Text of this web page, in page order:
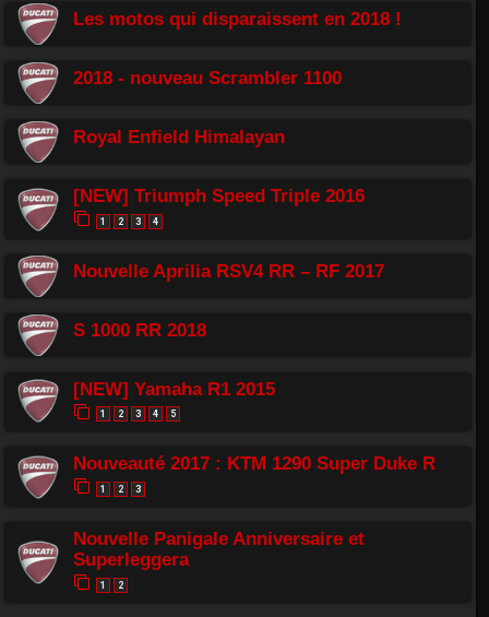
Les motos qui disparaissent en 2018 !
2018 - nouveau Scrambler 1100
Royal Enfield Himalayan
[NEW] Triumph Speed Triple 2016
1 2 3 4
Nouvelle Aprilia RSV4 RR – RF 2017
S 1000 RR 2018
[NEW] Yamaha R1 2015
1 2 3 4 5
Nouveauté 2017 : KTM 1290 Super Duke R
1 2 3
Nouvelle Panigale Anniversaire et
Superleggera
1 2